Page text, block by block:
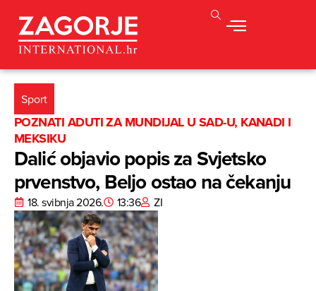
Sport
POZNATI ADUTI ZA MUNDIJAL U SAD-U, KANADI I
MEKSIKU
Dalić objavio popis za Svjetsko
prvenstvo, Beljo ostao na čekanju
18. svibnja 2026. 13:36 ZI